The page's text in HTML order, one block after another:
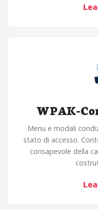
WPAK-
Menu e modali
stato di accesso.
consapevole della